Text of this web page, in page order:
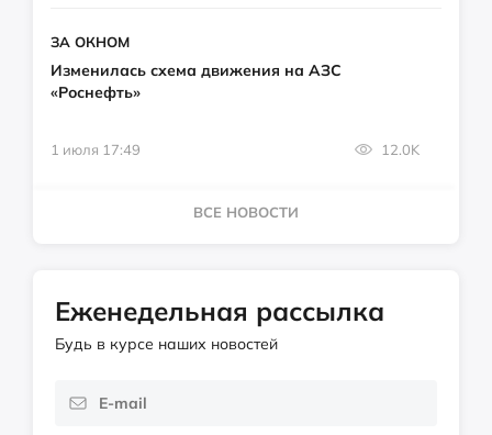
ЗА ОКНОМ
Изменилась схема движения на АЗС
«Роснефть»
1 июля 17:49 12.0K
ВСЕ НОВОСТИ
Еженедельная рассылка
Будь в курсе наших новостей